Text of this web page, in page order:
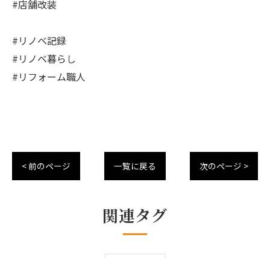
#店舗改装
#リノベ記録
#リノベ暮らし
#リフォーム職人
< 前のページ 一覧に戻る 次のページ >
関連タグ